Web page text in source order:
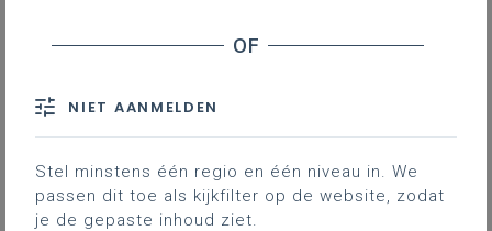
NIET AANMELDEN
Stel minstens één regio en één niveau in. We
passen dit toe als kijkfilter op de website, zodat
je de gepaste inhoud ziet.